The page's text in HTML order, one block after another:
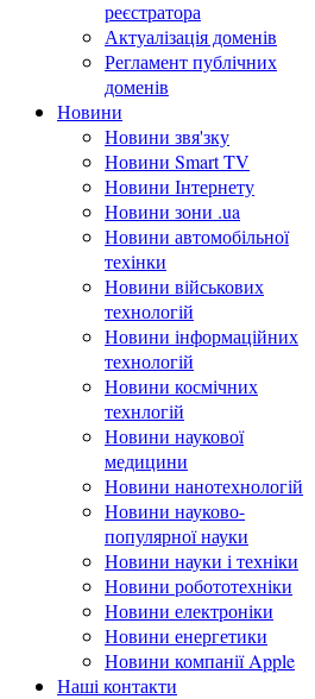
реєстратора
Актуалізація доменів
Регламент публічних
доменів
Новини
Новини звя'зку
Новини Smart TV
Новини Інтернету
Новини зони .ua
Новини автомобільної
техінки
Новини військових
технологій
Новини інформаційних
технологій
Новини космічних
технлогій
Новини наукової
медицини
Новини нанотехнологій
Новини науково-
популярної науки
Новини науки і техніки
Новини робототехніки
Новини електроніки
Новини енергетики
Новини компанії Apple
Наші контакти